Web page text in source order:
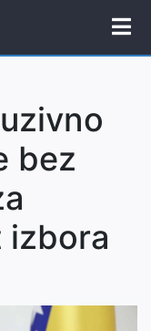
bez
izbora